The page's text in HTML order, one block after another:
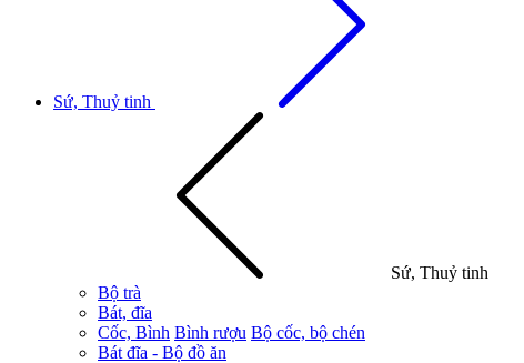
Sứ, Thuỷ tinh
Sứ, Thuỷ tinh
Bộ trà
Bát, đĩa
Cốc, Bình Bình rượu Bộ cốc, bộ chén
Bát đĩa - Bộ đồ ăn